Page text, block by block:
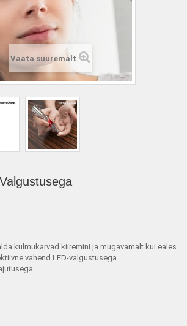
Vaata suuremalt
kulmukarvad kiiremini ja mugavamalt kui eales
vahend LED-valgustusega.